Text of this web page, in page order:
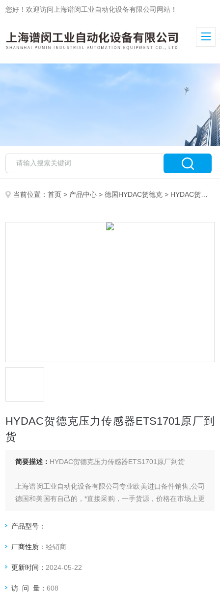
您好！欢迎访问上海谱闵工业自动化设备有限公司网站！
当前位置：首页 > 产品中心 >德国HYDAC贺德克 > HYDAC贺德克传感器
HYDAC贺德克压力传感器ETS1701原厂到
货
简要描述： HYDAC贺德克压力传感器ETS1701原厂到货
上海谱闵工业自动化设备有限公司专业欧美进口备件销售,公司
德国和美国有自己的，*直接采购，一手货源，价格在市场上更
货给我们提供固定折扣，确保我们给客户惠的价格。
渠道广: 除了现货，我们跟欧洲许多有直接的业务关系，使我
们可以采购到由于保护而不能报价的品。
产品型号：
厂商性质：经销商
更新时间： 2024-05-22
访 问 量：608